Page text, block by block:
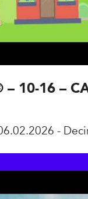
10-16 –
-